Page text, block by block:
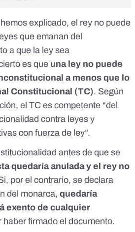
explicado, el rey no puede
que emanan del
a que la ley sea
es que una ley no puede
a menos que lo
Constitucional (TC). Según
el TC es competente “del
contra leyes y
con fuerza de ley”.
antes de que se
quedaría anulada y el rey no
por el contrario, se declara
del monarca, quedaría
exento de cualquier
haber firmado el documento.